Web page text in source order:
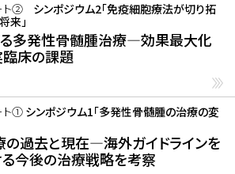
ト②
シンポジウム2「免疫細胞療法が切り拓
来」
多発性骨髄腫治療―効果最大化
床の課題
ト① シンポジウム1「多発性骨髄腫の治療の変
過去と現在―海外ガイドラインを
今後の治療戦略を考察